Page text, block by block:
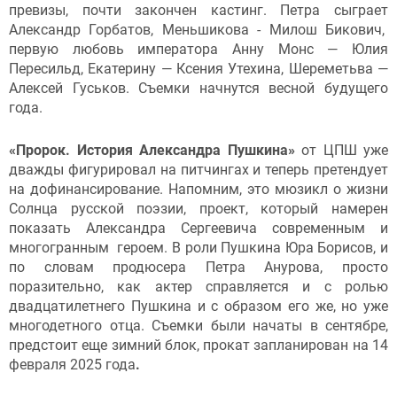
превизы, почти закончен кастинг. Петра сыграет
Александр Горбатов, Меньшикова - Милош Бикович,
первую любовь императора Анну Монс — Юлия
Пересильд, Екатерину — Ксения Утехина, Шереметьва —
Алексей Гуськов. Съемки начнутся весной будущего
года.
«Пророк. История Александра Пушкина» от ЦПШ уже
дважды фигурировал на питчингах и теперь претендует
на дофинансирование. Напомним, это мюзикл о жизни
Солнца русской поэзии, проект, который намерен
показать Александра Сергеевича современным и
многогранным героем. В роли Пушкина Юра Борисов, и
по словам продюсера Петра Анурова, просто
поразительно, как актер справляется и с ролью
двадцатилетнего Пушкина и с образом его же, но уже
многодетного отца. Съемки были начаты в сентябре,
предстоит еще зимний блок, прокат запланирован на 14
февраля 2025 года.